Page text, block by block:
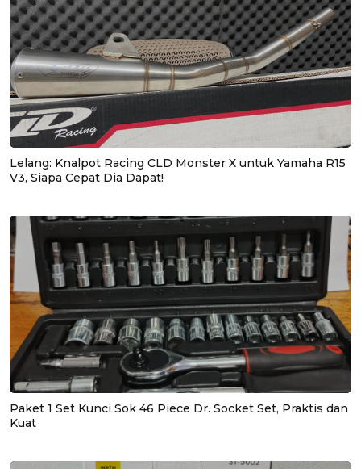
Lelang: Knalpot Racing CLD Monster X untuk Yamaha R15
V3, Siapa Cepat Dia Dapat!
Paket 1 Set Kunci Sok 46 Piece Dr. Socket Set, Praktis dan
Kuat